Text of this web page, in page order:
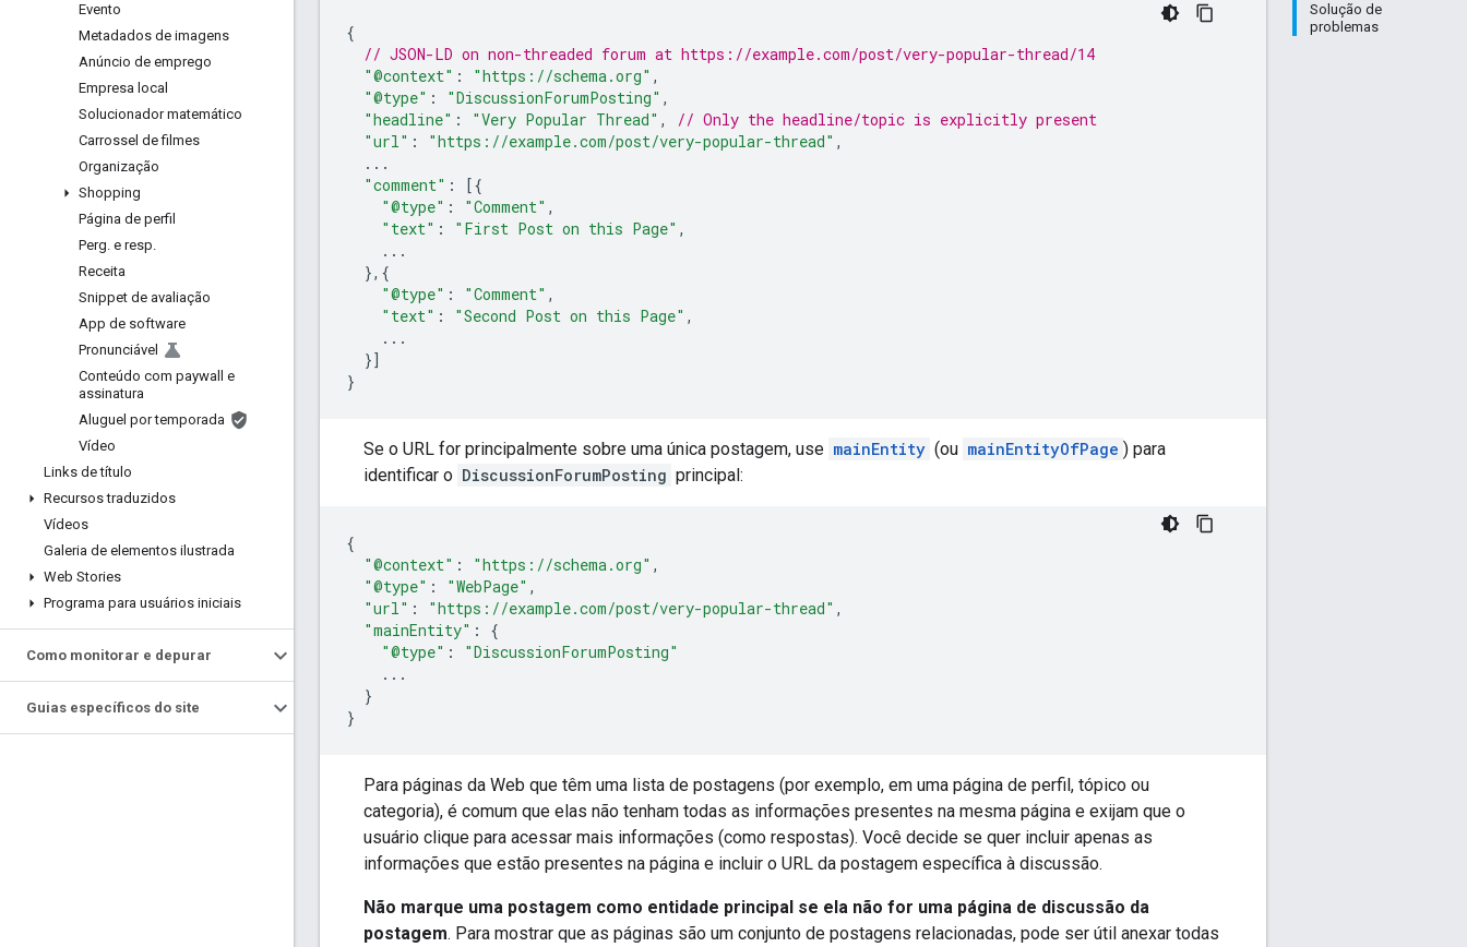
Evento
Metadados de imagens
Anúncio de emprego
Empresa local
Solucionador matemático
Carrossel de filmes
Organização
Shopping
Página de perfil
Perg. e resp.
Receita
Snippet de avaliação
App de software
Pronunciável
Conteúdo com paywall e
assinatura
Aluguel por temporada
Vídeo
Links de título
Recursos traduzidos
Vídeos
Galeria de elementos ilustrada
Web Stories
Programa para usuários iniciais
Como monitorar e depurar
Guias específicos do site
Solução de
problemas
{
// JSON-LD on non-threaded forum at https://example.com/post/very-popular-thread/14
"@context" : "https://schema.org" ,
"@type" : "DiscussionForumPosting" ,
"headline" : "Very Popular Thread" ,
// Only the headline/topic is explicitly present
"url" : "https://example.com/post/very-popular-thread" ,
...
"comment" :
[{
"@type" : "Comment" ,
"text" : "First Post on this Page" ,
...
},{
"@type" : "Comment" ,
"text" : "Second Post on this Page" ,
...
}]
}
Se o URL for principalmente sobre uma única postagem, use mainEntity (ou mainEntityOfPage ) para
identificar o DiscussionForumPosting principal:
{
"@context" : "https://schema.org" ,
"@type" : "WebPage" ,
"url" : "https://example.com/post/very-popular-thread" ,
"mainEntity" :
{
"@type" :
"DiscussionForumPosting"
...
}
}
Para páginas da Web que têm uma lista de postagens (por exemplo, em uma página de perfil, tópico ou
categoria), é comum que elas não tenham todas as informações presentes na mesma página e exijam que o
usuário clique para acessar mais informações (como respostas). Você decide se quer incluir apenas as
informações que estão presentes na página e incluir o URL da postagem específica à discussão.
Não marque uma postagem como entidade principal se ela não for uma página de discussão da
postagem. Para mostrar que as páginas são um conjunto de postagens relacionadas, pode ser útil anexar todas